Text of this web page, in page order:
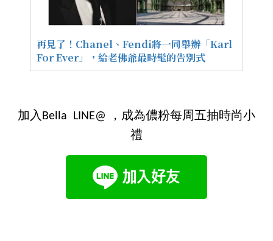
再見了！Chanel、Fendi將一同舉辦「Karl
For Ever」，給老佛爺最時髦的告別式
加入Bella LINE@ ，成為儂粉每周五抽時尚小
禮